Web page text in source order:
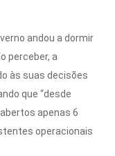
andou a dormir
perceber, a
às suas decisões
que “desde
apenas 6
operacionais